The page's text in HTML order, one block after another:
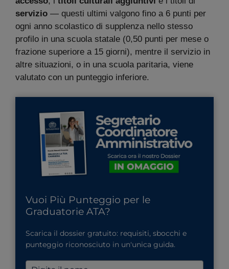
servizio — questi ultimi valgono fino a 6 punti per
ogni anno scolastico di supplenza nello stesso
profilo in una scuola statale (0,50 punti per mese o
frazione superiore a 15 giorni), mentre il servizio in
altre situazioni, o in una scuola paritaria, viene
valutato con un punteggio inferiore.
Vuoi Più Punteggio per le
Graduatorie ATA?
Scarica il dossier gratuito: requisiti, sbocchi e
punteggio riconosciuto in un'unica guida.